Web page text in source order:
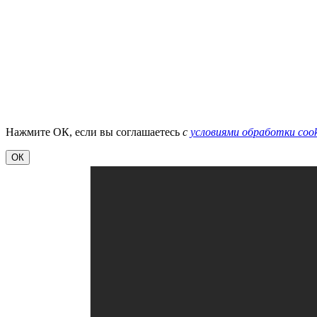
Нажмите ОК, если вы соглашаетесь с условиями обработки
ОК